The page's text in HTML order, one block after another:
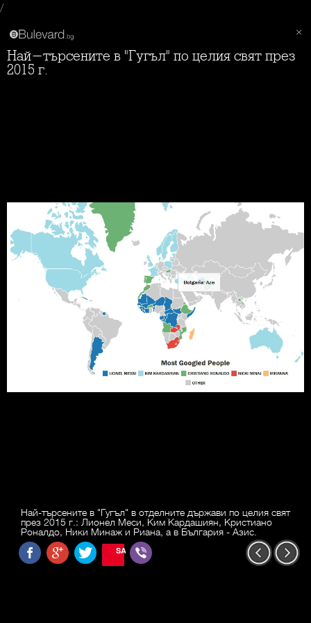
/
Най-търсените в "Гугъл" по целия свят през
2015 г.
Най-търсените в "Гугъл" в отделните държави по целия свят
през 2015 г.: Лионел Меси, Ким Кардашиян, Кристиано
Роналдо, Ники Минаж и Риана, а в България - Азис.
SAVE